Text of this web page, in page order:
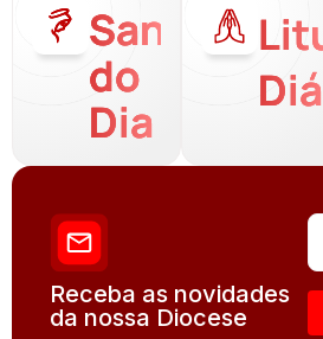
Santo
do
Dia
Receba as novidades
da nossa Diocese